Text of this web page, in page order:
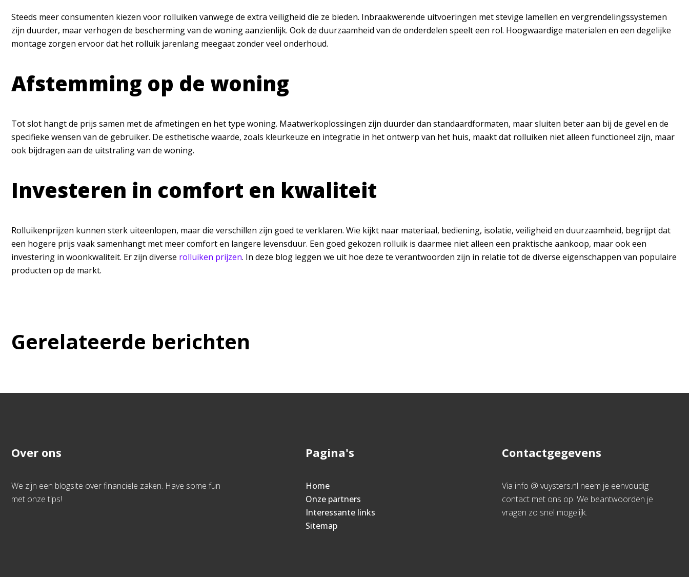
Steeds meer consumenten kiezen voor rolluiken vanwege de extra veiligheid die ze bieden. Inbraakwerende uitvoeringen met stevige lamellen en vergrendelingssystemen
zijn duurder, maar verhogen de bescherming van de woning aanzienlijk. Ook de duurzaamheid van de onderdelen speelt een rol. Hoogwaardige materialen en een degelijke
montage zorgen ervoor dat het rolluik jarenlang meegaat zonder veel onderhoud.
Afstemming op de woning
Tot slot hangt de prijs samen met de afmetingen en het type woning. Maatwerkoplossingen zijn duurder dan standaardformaten, maar sluiten beter aan bij de gevel en de
specifieke wensen van de gebruiker. De esthetische waarde, zoals kleurkeuze en integratie in het ontwerp van het huis, maakt dat rolluiken niet alleen functioneel zijn, maar
ook bijdragen aan de uitstraling van de woning.
Investeren in comfort en kwaliteit
Rolluikenprijzen kunnen sterk uiteenlopen, maar die verschillen zijn goed te verklaren. Wie kijkt naar materiaal, bediening, isolatie, veiligheid en duurzaamheid, begrijpt dat
een hogere prijs vaak samenhangt met meer comfort en langere levensduur. Een goed gekozen rolluik is daarmee niet alleen een praktische aankoop, maar ook een
investering in woonkwaliteit. Er zijn diverse rolluiken prijzen. In deze blog leggen we uit hoe deze te verantwoorden zijn in relatie tot de diverse eigenschappen van populaire
producten op de markt.
Gerelateerde berichten
Over ons
We zijn een blogsite over financiele zaken. Have some fun
met onze tips!
Pagina's
Home
Onze partners
Interessante links
Sitemap
Contactgegevens
Via info @ vuysters.nl neem je eenvoudig
contact met ons op. We beantwoorden je
vragen zo snel mogelijk.